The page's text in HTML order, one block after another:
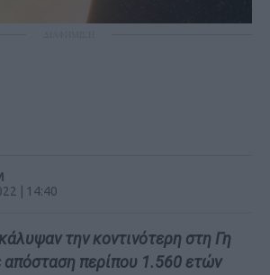
| 14:40
την κοντινότερη στη Γη
απόσταση περίπου 1.560 ετών